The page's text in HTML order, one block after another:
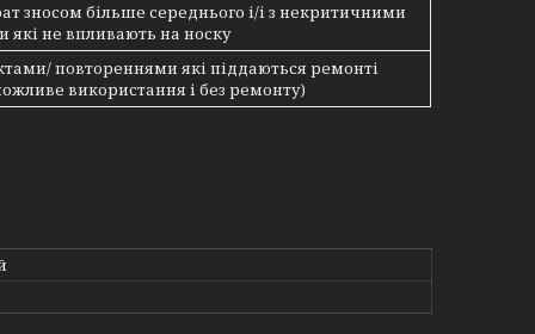
зносом більше середнього і/і з некритичними
які не впливають на носку
повтореннями які піддаються ремонті
використання і без ремонту)